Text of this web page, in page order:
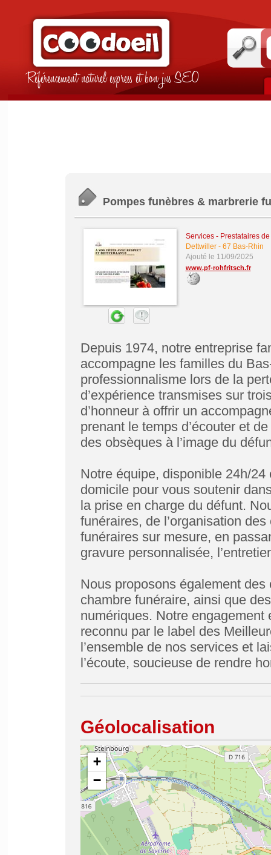
Référencement naturel express et bon jus SEO
Pompes funèbres & marbrerie
Services - Prestataires
Dettwiller- 67 Bas-Rhin
Ajouté le 11/09/2025
www.pf-rohfritsch.fr
Depuis 1974, notre entreprise
accompagne les familles du
professionnalisme lors de la
d’expérience transmises sur
d’honneur à offrir un
prenant le temps d’écouter et
des obsèques à l’image du
Notre équipe, disponible 24h/
domicile pour vous soutenir
la prise en charge du défunt.
funéraires, de l’organisation
funéraires sur mesure, en
gravure personnalisée,
Nous proposons également
chambre funéraire, ainsi que
numériques. Notre
reconnu par le label des
l’ensemble de nos services et
l’écoute, soucieuse de rendre
Géolocalisation
+
−